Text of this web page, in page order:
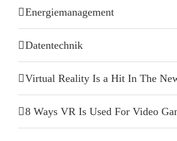
Energiemanagement
Datentechnik
Virtual Reality Is a Hit In The
8 Ways VR Is Used For Video